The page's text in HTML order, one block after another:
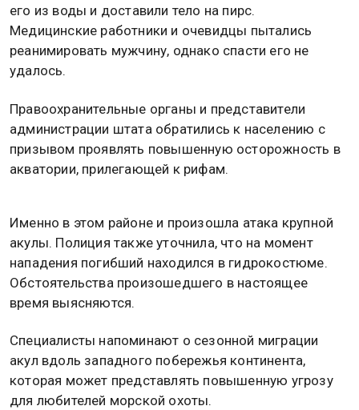
его из воды и доставили тело на пирс.
Медицинские работники и очевидцы пытались
реанимировать мужчину, однако спасти его не
удалось.
Правоохранительные органы и представители
администрации штата обратились к населению с
призывом проявлять повышенную осторожность в
акватории, прилегающей к рифам.
Именно в этом районе и произошла атака крупной
акулы. Полиция также уточнила, что на момент
нападения погибший находился в гидрокостюме.
Обстоятельства произошедшего в настоящее
время выясняются.
Специалисты напоминают о сезонной миграции
акул вдоль западного побережья континента,
которая может представлять повышенную угрозу
для любителей морской охоты.